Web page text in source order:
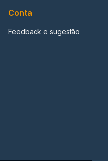
Conta
Feedback e sugestão